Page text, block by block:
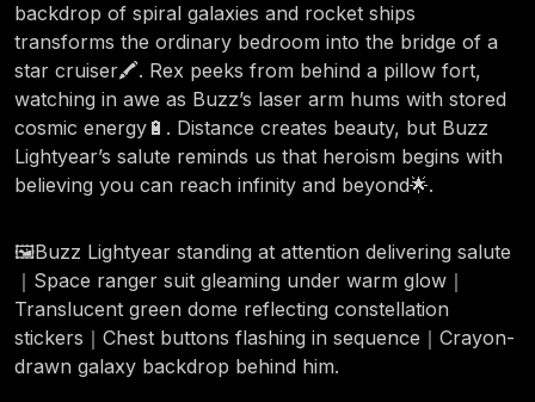
backdrop of spiral galaxies and rocket ships
transforms the ordinary bedroom into the bridge of a
star cruiser🖍️. Rex peeks from behind a pillow fort,
watching in awe as Buzz’s laser arm hums with stored
cosmic energy🔋. Distance creates beauty, but Buzz
Lightyear’s salute reminds us that heroism begins with
believing you can reach infinity and beyond🌟.
🖼️Buzz Lightyear standing at attention delivering salute
｜Space ranger suit gleaming under warm glow｜
Translucent green dome reflecting constellation
stickers｜Chest buttons flashing in sequence｜Crayon-
drawn galaxy backdrop behind him.